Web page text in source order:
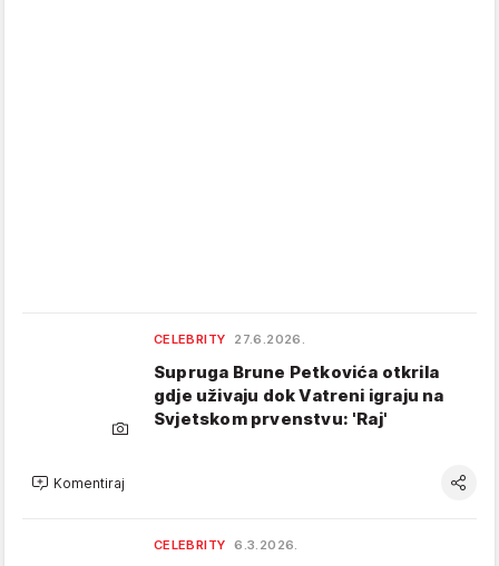
CELEBRITY 27.6.2026.
Supruga Brune Petkovića otkrila
gdje uživaju dok Vatreni igraju na
Svjetskom prvenstvu: 'Raj'
Komentiraj
CELEBRITY 6.3.2026.